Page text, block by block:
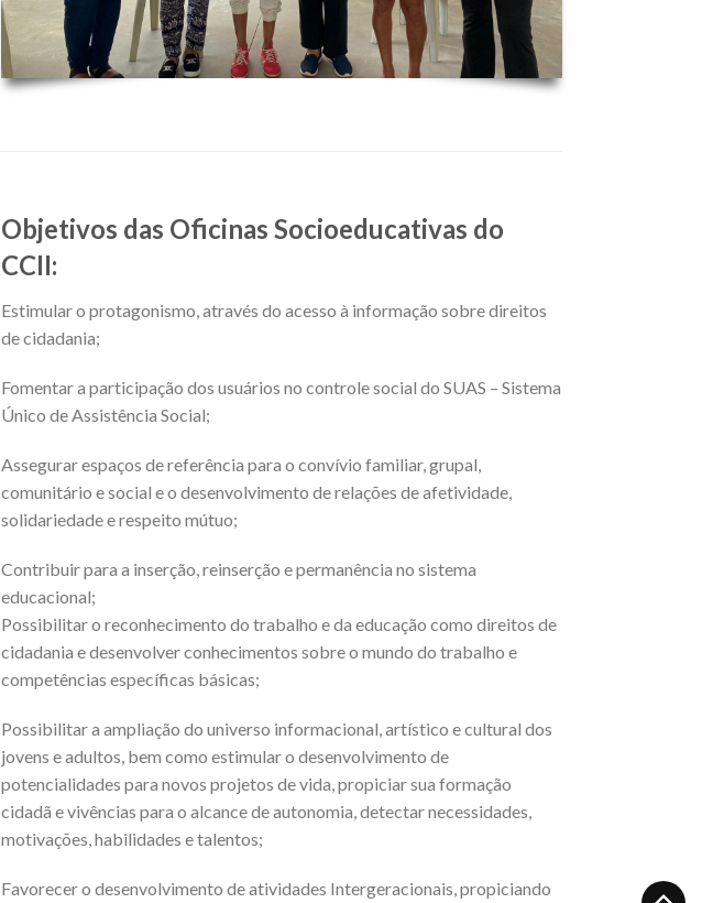
Objetivos das Oficinas Socioeducativas do
CCII:
Estimular o protagonismo, através do acesso à informação sobre direitos
de cidadania;
Fomentar a participação dos usuários no controle social do SUAS – Sistema
Único de Assistência Social;
Assegurar espaços de referência para o convívio familiar, grupal,
comunitário e social e o desenvolvimento de relações de afetividade,
solidariedade e respeito mútuo;
Contribuir para a inserção, reinserção e permanência no sistema
educacional;
Possibilitar o reconhecimento do trabalho e da educação como direitos de
cidadania e desenvolver conhecimentos sobre o mundo do trabalho e
competências específicas básicas;
Possibilitar a ampliação do universo informacional, artístico e cultural dos
jovens e adultos, bem como estimular o desenvolvimento de
potencialidades para novos projetos de vida, propiciar sua formação
cidadã e vivências para o alcance de autonomia, detectar necessidades,
motivações, habilidades e talentos;
Favorecer o desenvolvimento de atividades Intergeracionais, propiciando